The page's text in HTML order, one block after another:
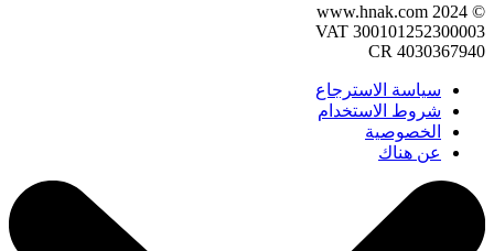
© 2024 www.hnak.com
VAT 300101252300003
CR 4030367940
سياسة الاسترجاع
شروط الاستخدام
الخصوصية
عن هناك